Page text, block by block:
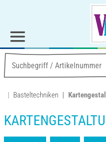
Basteltechniken